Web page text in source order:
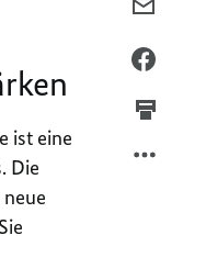
ist eine
Die